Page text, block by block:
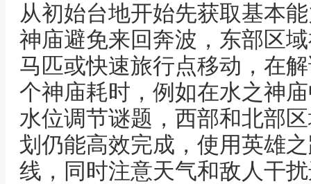
从初始台地开始先获取基本
神庙避免来回奔波，东部区
马匹或快速旅行点移动，在
个神庙耗时，例如在水之神
水位调节谜题，西部和北部
划仍能高效完成，使用英雄
线，同时注意天气和敌人干